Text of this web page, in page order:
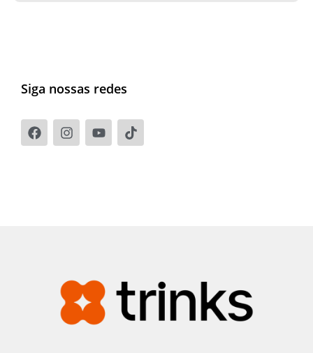
Siga nossas redes